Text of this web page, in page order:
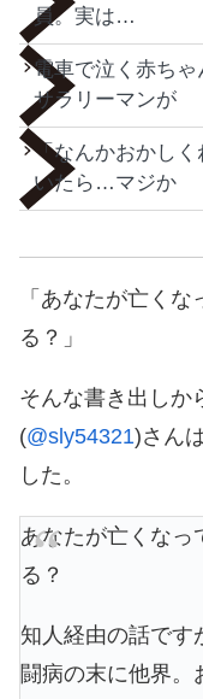
員。実は…
電車で泣く赤ちゃ
サラリーマンが
「なんかおかし
いたら…マジか
「あなたが亡く
る？」
そんな書き出しか
(@sly54321)さん
した。
あなたが亡くなっ
る？
知人経由の話です
闘病の末に他界。